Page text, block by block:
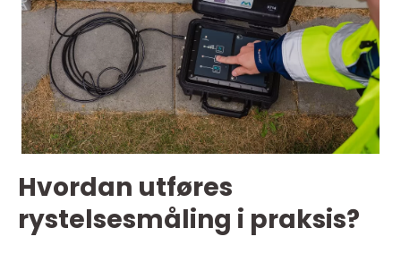
Hvordan utføres
rystelsesmåling i praksis?